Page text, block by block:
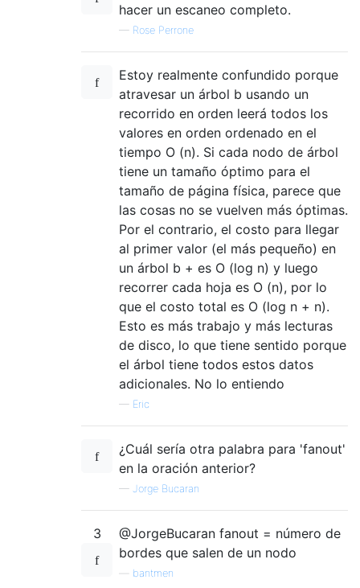
hacer un escaneo completo.
— Rose Perrone
Estoy realmente confundido porque
atravesar un árbol b usando un
recorrido en orden leerá todos los
valores en orden ordenado en el
tiempo O (n). Si cada nodo de árbol
tiene un tamaño óptimo para el
tamaño de página física, parece que
las cosas no se vuelven más óptimas.
Por el contrario, el costo para llegar
al primer valor (el más pequeño) en
un árbol b + es O (log n) y luego
recorrer cada hoja es O (n), por lo
que el costo total es O (log n + n).
Esto es más trabajo y más lecturas
de disco, lo que tiene sentido porque
el árbol tiene todos estos datos
adicionales. No lo entiendo
— Eric
¿Cuál sería otra palabra para 'fanout'
en la oración anterior?
— Jorge Bucaran
3
@JorgeBucaran fanout = número de
bordes que salen de un nodo
bantmen